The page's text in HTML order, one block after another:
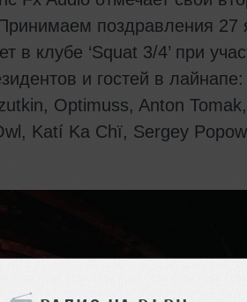
поздравления 27
в клубе ‘Squat 3/4’ при
и гостей в
Optimuss, Anton
Katí Ka Chï, Sergey